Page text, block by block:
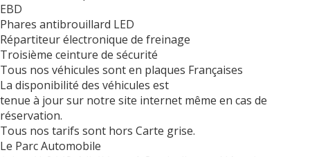
EBD
Phares antibrouillard LED
Répartiteur électronique de freinage
Troisième ceinture de sécurité
Tous nos véhicules sont en plaques Françaises
La disponibilité des véhicules est
tenue à jour sur notre site internet même en cas de
réservation.
Tous nos tarifs sont hors Carte grise.
Le Parc Automobile